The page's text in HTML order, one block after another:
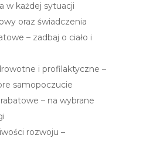
w każdej sytuacji
oraz świadczenia
– zadbaj o ciało i
i profilaktyczne –
samopoczucie
– na wybrane
rozwoju –